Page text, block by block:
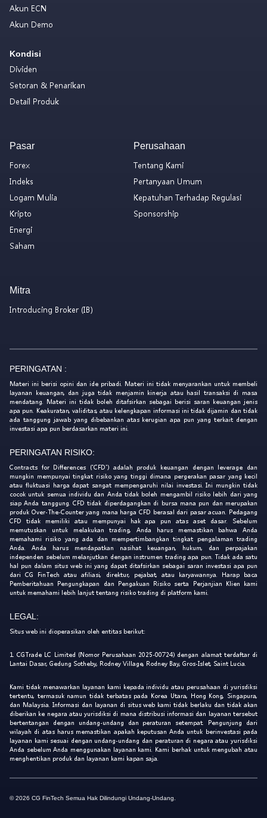
Akun ECN
Akun Demo
Kondisi
Dividen
Setoran & Penarikan
Detail Produk
Pasar
Forex
Indeks
Logam Mulia
Kripto
Energi
Saham
Perusahaan
Tentang Kami
Pertanyaan Umum
Kepatuhan Terhadap Regulasi
Sponsorship
Mitra
Introducing Broker (IB)
PERINGATAN :
Materi ini berisi opini dan ide pribadi. Materi ini tidak menyarankan untuk membeli
layanan keuangan, dan juga tidak menjamin kinerja atau hasil transaksi di masa
mendatang. Materi ini tidak boleh ditafsirkan sebagai berisi saran keuangan jenis
apa pun. Keakuratan, validitas, atau kelengkapan informasi ini tidak dijamin dan tidak
ada tanggung jawab yang dibebankan atas kerugian apa pun yang terkait dengan
investasi apa pun berdasarkan materi ini.
PERINGATAN RISIKO:
Contracts for Differences ('CFD') adalah produk keuangan dengan leverage dan
mungkin mempunyai tingkat risiko yang tinggi dimana pergerakan pasar yang kecil
atau fluktuasi harga dapat sangat mempengaruhi nilai investasi. Ini mungkin tidak
cocok untuk semua individu dan Anda tidak boleh mengambil risiko lebih dari yang
siap Anda tanggung. CFD tidak diperdagangkan di bursa mana pun dan merupakan
produk Over-The-Counter yang mana harga CFD berasal dari pasar acuan. Pedagang
CFD tidak memiliki atau mempunyai hak apa pun atas aset dasar. Sebelum
memutuskan untuk melakukan trading, Anda harus memastikan bahwa Anda
memahami risiko yang ada dan mempertimbangkan tingkat pengalaman trading
Anda. Anda harus mendapatkan nasihat keuangan, hukum, dan perpajakan
independen sebelum melanjutkan dengan instrumen trading apa pun. Tidak ada satu
hal pun dalam situs web ini yang dapat ditafsirkan sebagai saran investasi apa pun
dari CG FinTech atau afiliasi, direktur, pejabat, atau karyawannya. Harap baca
Pemberitahuan Pengungkapan dan Pengakuan Risiko serta Perjanjian Klien kami
untuk memahami lebih lanjut tentang risiko trading di platform kami.
LEGAL:
Situs web ini dioperasikan oleh entitas berikut:
1. CGTrade LC Limited (Nomor Perusahaan 2025-00724) dengan alamat terdaftar di
Lantai Dasar, Gedung Sotheby, Rodney Village, Rodney Bay, Gros-Islet, Saint Lucia.
Kami tidak menawarkan layanan kami kepada individu atau perusahaan di yurisdiksi
tertentu, termasuk namun tidak terbatas pada Korea Utara, Hong Kong, Singapura,
dan Malaysia. Informasi dan layanan di situs web kami tidak berlaku dan tidak akan
diberikan ke negara atau yurisdiksi di mana distribusi informasi dan layanan tersebut
bertentangan dengan undang-undang dan peraturan setempat. Pengunjung dari
wilayah di atas harus memastikan apakah keputusan Anda untuk berinvestasi pada
layanan kami sesuai dengan undang-undang dan peraturan di negara atau yurisdiksi
Anda sebelum Anda menggunakan layanan kami. Kami berhak untuk mengubah atau
menghentikan produk dan layanan kami kapan saja.
© 2026 CG FinTech Semua Hak Dilindungi Undang-Undang.